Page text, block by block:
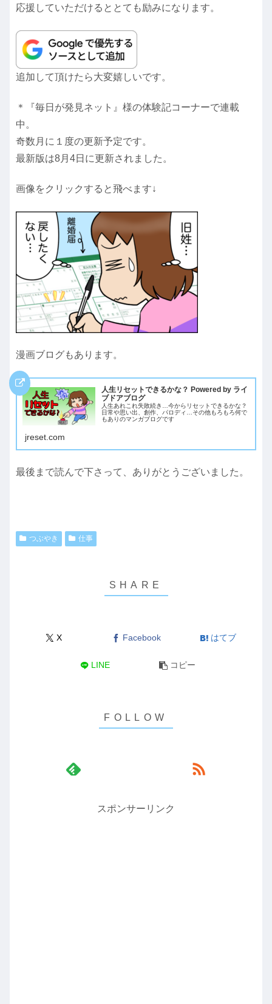
応援していただけるととても励みになります。
追加して頂けたら大変嬉しいです。
＊『毎日が発見ネット』様の体験記コーナーで連載
中。
奇数月に１度の更新予定です。
最新版は8月4日に更新されました。
画像をクリックすると飛べます↓
漫画ブログもあります。
人生リセットできるかな？ Powered by ライ
ブドアブログ
人生あれこれ失敗続き…今からリセットできるかな？
日常や思い出、創作、パロディ…その他もろもろ何で
もありのマンガブログです
jreset.com
最後まで読んで下さって、ありがとうございました。
つぶやき 仕事
X Facebook はてブ
LINE コピー
スポンサーリンク